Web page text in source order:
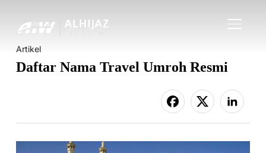
Artikel
Daftar Nama Travel Umroh Resmi